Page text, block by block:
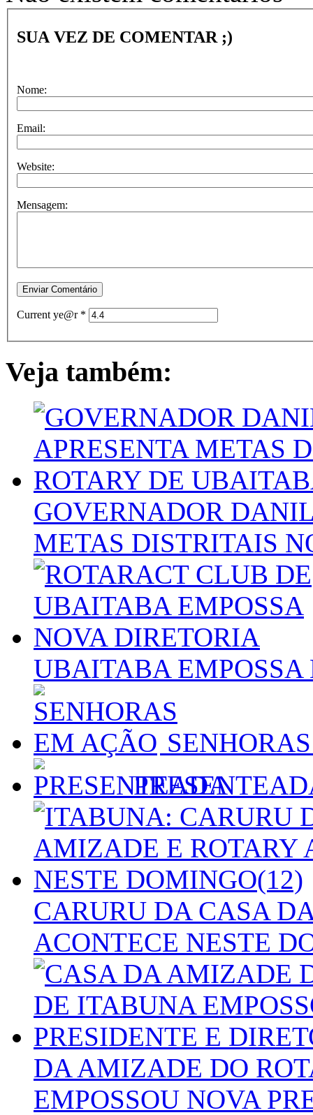
SUA VEZ DE COMENTAR ;)
Nome:
Email:
Website:
Mensagem:
Current ye@r *
Veja também:
GOVERNADOR
METAS DISTRITAIS
UBAITABA
CARURU DA CASA
ACONTECE NESTE
DA AMIZADE DO
EMPOSSOU NOVA